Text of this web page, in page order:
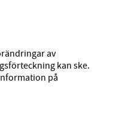
av
kan ske.
på